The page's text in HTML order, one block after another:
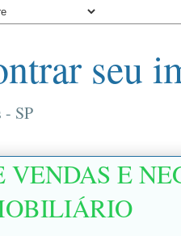
seu
SP
VENDAS E